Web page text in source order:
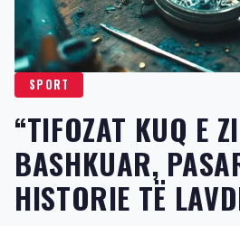
SPORT
“TIFOZAT KUQ E
BASHKUAR,
HISTORIE TË